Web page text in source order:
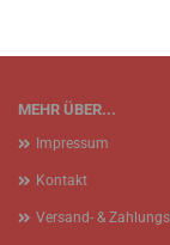
MEHR ÜBER...
Impressum
Kontakt
Versand- &